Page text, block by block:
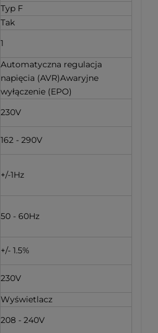
Typ F
Tak
1
Automatyczna regulacja
napięcia (AVR)Awaryjne
wyłączenie (EPO)
230V
162 - 290V
+/-1Hz
50 - 60Hz
+/- 1.5%
230V
Wyświetlacz
208 - 240V